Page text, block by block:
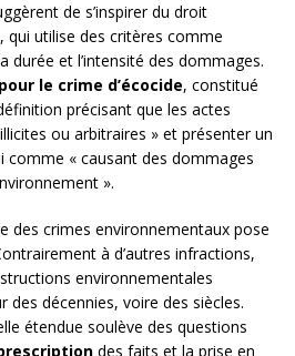
de s’inspirer du droit
utilise des critères comme
durée et l’intensité des dommages.
le crime d’écocide, constitué
précisant que les actes
ou arbitraires » et présenter un
comme « causant des dommages
».
des crimes environnementaux pose
à d’autres infractions,
environnementales
des décennies, voire des siècles.
étendue soulève des questions
des faits et la prise en